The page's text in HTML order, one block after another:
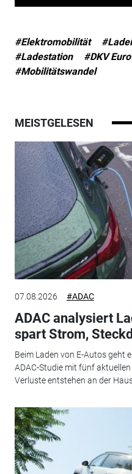
#Elektromobilität
#Ladestation
#DKV
#Mobilitätswandel
MEISTGELESEN
07.08.2026 #ADAC
ADAC analysiert
spart Strom,
Beim Laden von E-Autos geht
ADAC-Studie mit fünf
Verluste entstehen an der